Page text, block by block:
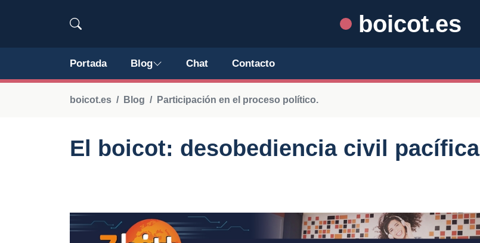
boicot.es
Portada Blog Chat Contacto
boicot.es Blog Participación en el proceso político.
El boicot: desobediencia civil pacífica